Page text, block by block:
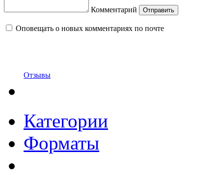
Комментарий
Оповещать о новых комментариях по почте
Отзывы
Категории
Форматы